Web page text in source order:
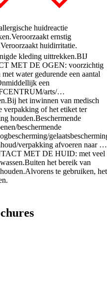
huidreactie
Veroorzaakt ernstig
Veroorzaakt huidirritatie.
kleding uittrekken.BIJ
MET DE OGEN: voorzichtig
met water gedurende een aantal
een
arts/…
Bij het inwinnen van medisch
verpakking of het etiket ter
houden.Beschermende
beschermende
verpakking afvoeren naar …
MET DE HUID: met veel
Buiten het bereik van
Alvorens te gebruiken, het